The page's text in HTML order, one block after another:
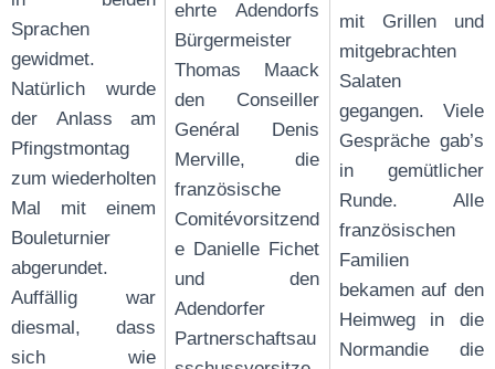
Sprachen
gewidmet.
Natürlich wurde
der Anlass am
Pfingstmontag
zum wiederholten
Mal mit einem
Bouleturnier
abgerundet.
Auffällig war
diesmal, dass
sich wie
ehrte Adendorfs
Bürgermeister
Thomas Maack
den Conseiller
Genéral Denis
Merville, die
französische
Comitévorsitzend
e Danielle Fichet
und den
Adendorfer
Partnerschaftsau
mit Grillen und
mitgebrachten
Salaten
gegangen. Viele
Gespräche gab’s
in gemütlicher
Runde. Alle
französischen
Familien
bekamen auf den
Heimweg in die
Normandie die